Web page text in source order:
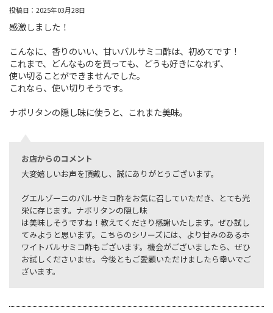
投稿日：2025年03月28日
感激しました！
こんなに、香りのいい、甘いバルサミコ酢は、初めてです！
これまで、どんなものを買っても、どうも好きになれず、
使い切ることができませんでした。
これなら、使い切りそうです。
ナポリタンの隠し味に使うと、これまた美味。
お店からのコメント
大変嬉しいお声を頂戴し、誠にありがとうございます。
グエルゾーニのバルサミコ酢をお気に召していただき、とても光
栄に存じます。ナポリタンの隠し味
は美味しそうですね！教えてくださり感謝いたします。ぜひ試し
てみようと思います。こちらのシリーズには、より甘みのあるホ
ワイトバルサミコ酢もございます。機会がございましたら、ぜひ
お試しくださいませ。今後ともご愛顧いただけましたら幸いでご
ざいます。